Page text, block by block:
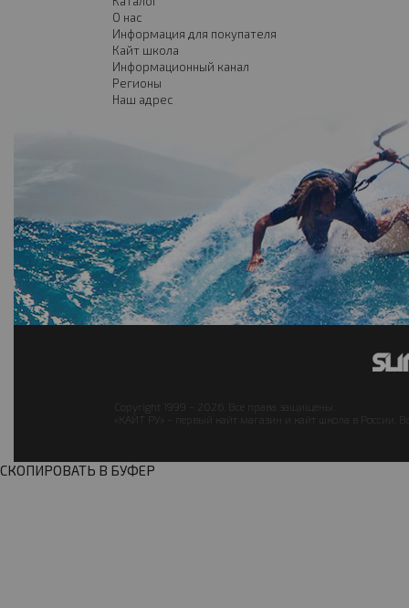
О нас
Информация для покупателя
Кайт школа
Информационный канал
Регионы
Наш адрес
Copyright 1999 - 2026. Все права защищены.
«КАЙТ РУ» - первый кайт магазин и кайт школа в России.
СКОПИРОВАТЬ В БУФЕР